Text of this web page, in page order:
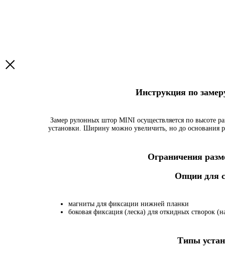
Инструкция по
Замер рулонных штор MINI осуществляется по высоте
установки. Ширину можно увеличить, но до основания
Ограничения
Опции для
магниты для фиксации нижней планки
боковая фиксация (леска) для откидных створок
Типы